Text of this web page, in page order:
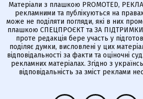
Матеріали з плашкою PROMOTED,
рекламними та публікуються на
може не поділяти погляди, які в них
плашкою СПЕЦПРОЄКТ та ЗА
проте редакція бере участь у
поділяє думки, висловлені у цих
відповідальності за факти та оціночні
рекламних матеріалах. Згідно з
відповідальність за зміст реклами